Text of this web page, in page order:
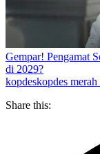
Gempar! Pengamat
di 2029?
kopdeskopdes merah
Share this: